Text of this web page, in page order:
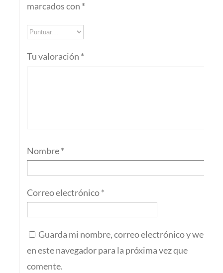
marcados con *
Tu valoración *
Nombre*
Correo electrónico*
Guarda mi nombre, correo electrónico y web
en este navegador para la próxima vez que
comente.